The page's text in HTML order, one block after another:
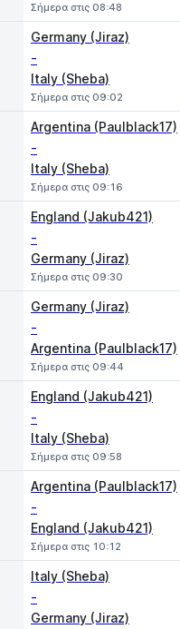
Σήμερα στις 08:48
Germany (Jiraz)
-
Italy (Sheba)
Σήμερα στις 09:02
Argentina (Paulblack17)
-
Italy (Sheba)
Σήμερα στις 09:16
England (Jakub421)
-
Germany (Jiraz)
Σήμερα στις 09:30
Germany (Jiraz)
-
Argentina (Paulblack17)
Σήμερα στις 09:44
England (Jakub421)
-
Italy (Sheba)
Σήμερα στις 09:58
Argentina (Paulblack17)
-
England (Jakub421)
Σήμερα στις 10:12
Italy (Sheba)
-
Germany (Jiraz)